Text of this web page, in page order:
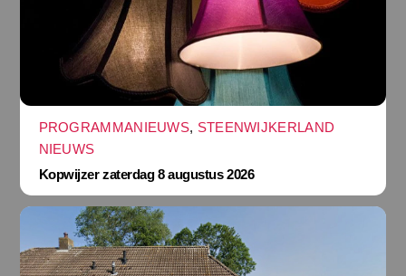
PROGRAMMANIEUWS, STEENWIJKERLAND
NIEUWS
Kopwijzer zaterdag 8 augustus 2026